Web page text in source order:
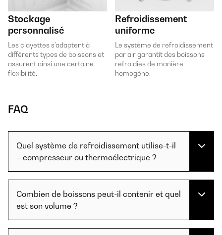
Stockage
personnalisé
Les clayettes s'adaptent à
différents types de boissons et
assurent ainsi une certaine
flexibilité.
Refroidissement
uniforme
Le système de refroidissement
par air garantit des boissons
refroidies de manière
homogène.
FAQ
Quel système de refroidissement utilise-t-il
– compresseur ou thermoélectrique ?
Combien de boissons peut-il contenir et quel
est son volume ?